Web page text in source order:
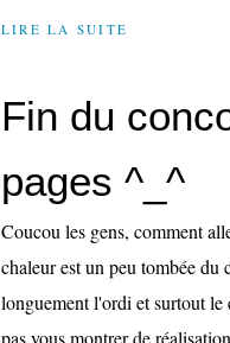
LIRE LA SUITE
Fin du
pages ^_^
Coucou les gens, comment
chaleur est un peu tombée du
longuement l'ordi et surtout
pas vous montrer de